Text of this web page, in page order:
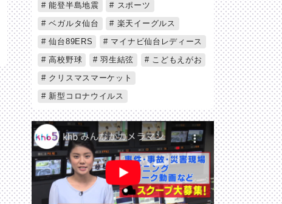
能登半島地震
スポーツ
ベガルタ仙台
楽天イーグルス
仙台89ERS
マイナビ仙台レディース
高校野球
羽生結弦
こどもえがお
クリスマスマーケット
新型コロナウイルス